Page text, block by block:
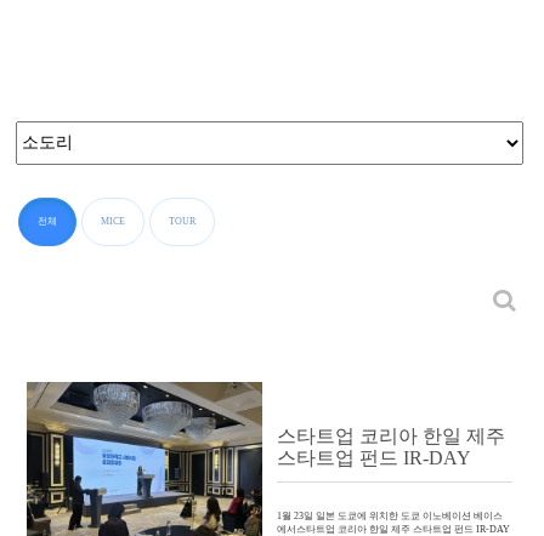
전체 MICE TOUR
스타트업 코리아 한일 제주
스타트업 펀드 IR-DAY
1월 23일 일본 도쿄에 위치한 도쿄 이노베이션 베이스
에서스타트업 코리아 한일 제주 스타트업 펀드 IR-DAY